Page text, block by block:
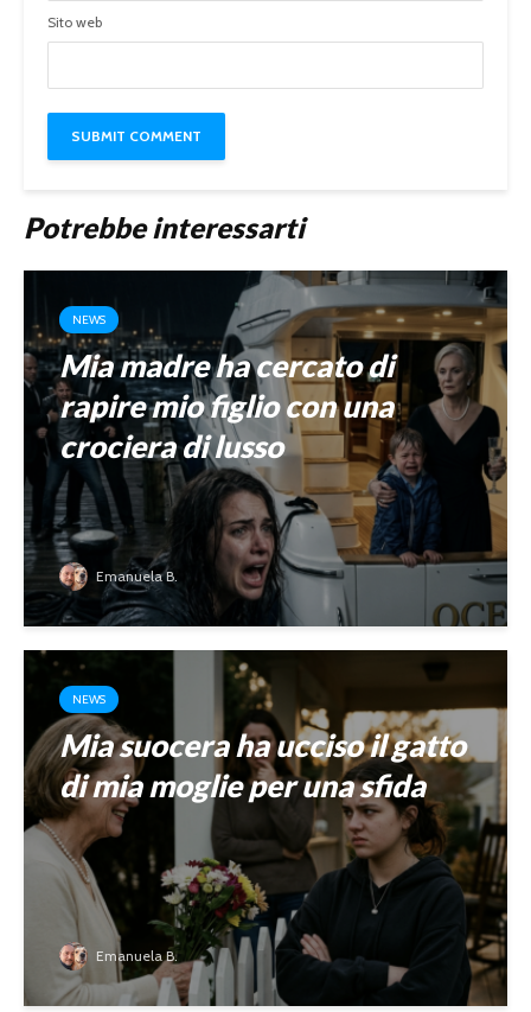
Sito web
Potrebbe interessarti
NEWS
Mia madre ha cercato di
rapire mio figlio con una
crociera di lusso
Emanuela B.
NEWS
Mia suocera ha ucciso il gatto
di mia moglie per una sfida
Emanuela B.